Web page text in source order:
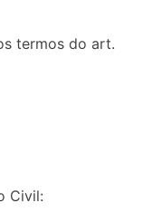
termos do art.
Civil: